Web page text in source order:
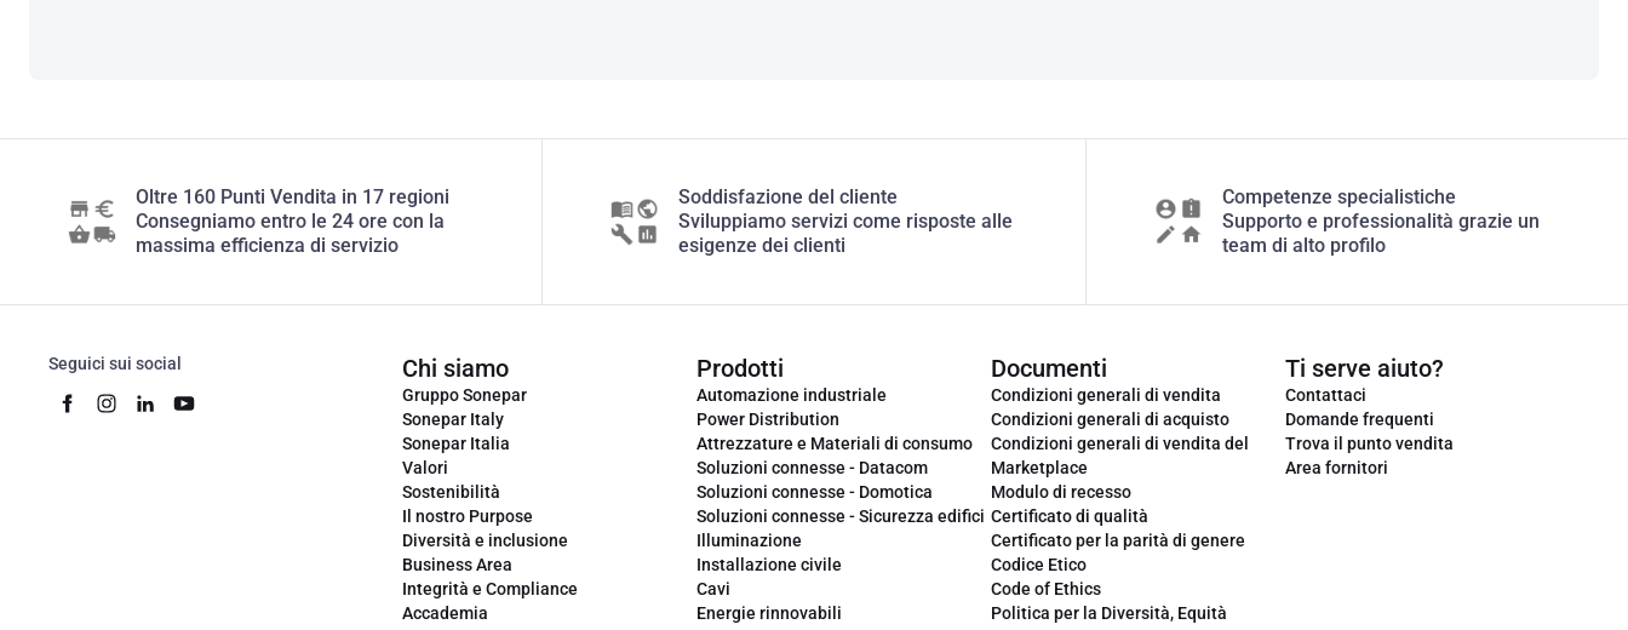
Oltre 160 Punti Vendita in 17 regioni
Consegniamo entro le 24 ore con la
massima efficienza di servizio
Soddisfazione del cliente
Sviluppiamo servizi come risposte alle
esigenze dei clienti
Competenze specialistiche
Supporto e professionalità grazie un
team di alto profilo
Seguici sui social Chi siamo
Gruppo Sonepar
Sonepar Italy
Sonepar Italia
Valori
Sostenibilità
Il nostro Purpose
Diversità e inclusione
Business Area
Integrità e Compliance
Accademia
Prodotti
Automazione industriale
Power Distribution
Attrezzature e Materiali di consumo
Soluzioni connesse - Datacom
Soluzioni connesse - Domotica
Soluzioni connesse - Sicurezza edifici
Illuminazione
Installazione civile
Cavi
Energie rinnovabili
Documenti
Condizioni generali di vendita
Condizioni generali di acquisto
Condizioni generali di vendita del
Marketplace
Modulo di recesso
Certificato di qualità
Certificato per la parità di genere
Codice Etico
Code of Ethics
Politica per la Diversità, Equità
Ti serve aiuto?
Contattaci
Domande frequenti
Trova il punto vendita
Area fornitori